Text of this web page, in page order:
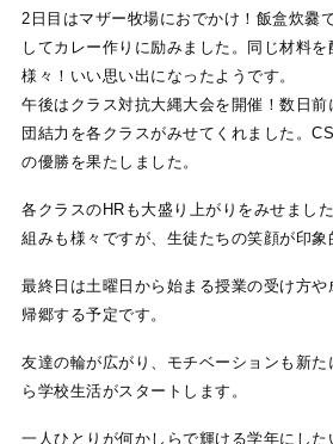
2日目はマザー牧場におでかけ！飯盒炊爨
してカレー作りに励みました。同じ材料
様々！いい思い出になったようです。
午後はクラス対抗大縄大会を開催！数日
団結力を各クラスがみせてくれました。
の優勝を果たしました。
各クラスのHRも大盛り上がりをみせまし
組みも様々ですが、生徒たちの笑顔が印象
最終日は土曜日から始まる授業の受け方や
帰郷する予定です。
友達の輪が広がり、モチベーションも新
ら学校生活がスタートします。
一人ひとりが何かしらで輝ける学年にし